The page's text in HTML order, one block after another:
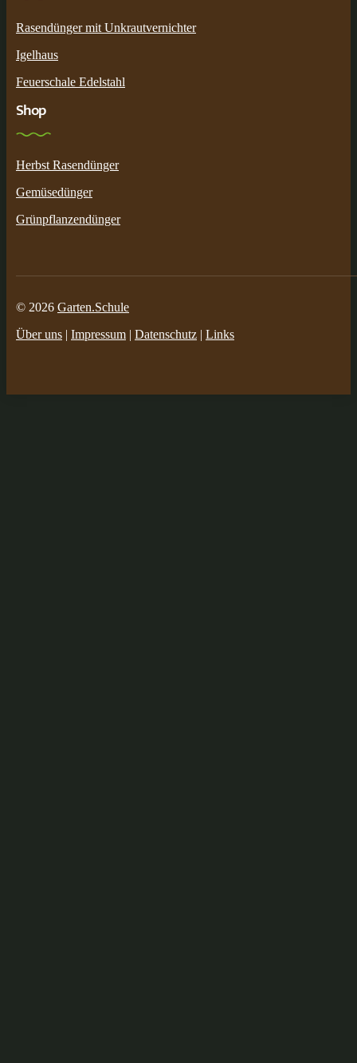
Rasendünger mit Unkrautvernichter
Igelhaus
Feuerschale Edelstahl
Shop
Herbst Rasendünger
Gemüsedünger
Grünpflanzendünger
© 2026 Garten.Schule
Über uns | Impressum | Datenschutz | Links